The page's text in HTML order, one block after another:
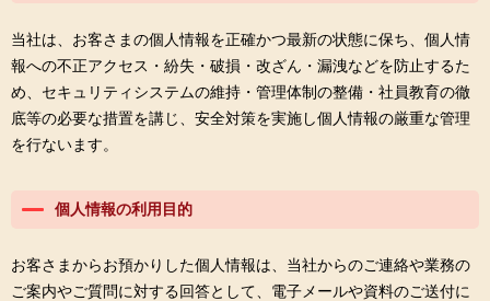
当社は、お客さまの個人情報を正確かつ最新の状態に保ち、個人情
報への不正アクセス・紛失・破損・改ざん・漏洩などを防止するた
め、セキュリティシステムの維持・管理体制の整備・社員教育の徹
底等の必要な措置を講じ、安全対策を実施し個人情報の厳重な管理
を行ないます。
個人情報の利用目的
お客さまからお預かりした個人情報は、当社からのご連絡や業務の
ご案内やご質問に対する回答として、電子メールや資料のご送付に